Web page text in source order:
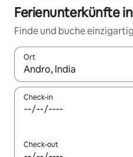
Ferienunterkünfte
Finde und buche
Ort
Wenn Ergebnisse
Check-in
Check-out